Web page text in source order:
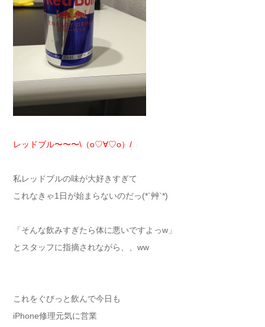
レッドブル〜〜〜\（о♡∀♡о）/
私レッドブルの味が大好きすぎて
これなきゃ1日が始まらないのだっ(*´艸`*)
「そんな飲みすぎたら体に悪いですよっw」
とスタッフに指摘されながら、、ww
これをぐびっと飲んで今日も
iPhone修理元気に営業